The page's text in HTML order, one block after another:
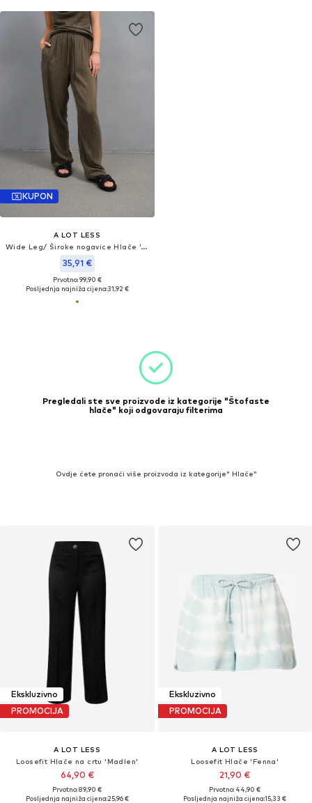
KUPON
A LOT LESS
Wide Leg/ Široke nogavice Hlače 'Johanna'
35,91 €
Prvotno: 99,90 €
Posljednja najniža cijena:31,92 €
Pregledali ste sve proizvode iz kategorije "Štofaste
hlače" koji odgovaraju filterima
Ovdje ćete pronaći više proizvoda iz kategorije" Hlače"
Ekskluzivno
PROMOCIJA
A LOT LESS
Loosefit Hlače na crtu 'Madlen'
64,90 €
Prvotno: 89,90 €
Posljednja najniža cijena:25,96 €
Ekskluzivno
PROMOCIJA
A LOT LESS
Loosefit Hlače 'Fenna'
21,90 €
Prvotno: 44,90 €
Posljednja najniža cijena:15,33 €